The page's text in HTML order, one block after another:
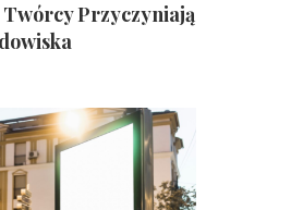
Twórcy Przyczyniają